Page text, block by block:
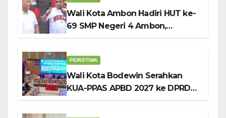
Wali Kota Ambon Hadiri HUT ke-
69 SMP Negeri 4 Ambon,
PERISTIWA
Wali Kota Bodewin Serahkan
KUA-PPAS APBD 2027 ke DPRD